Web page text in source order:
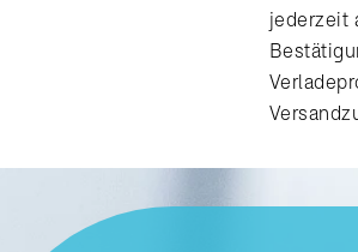
jederzeit